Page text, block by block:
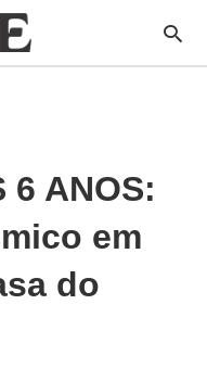
6 ANOS:
em
do